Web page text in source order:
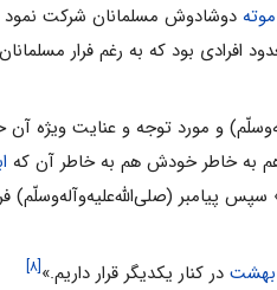
دوشادوش مسلمانان شرکت نمود
افرادی بود که به رغم فرار مسلمانان
و مورد توجه و عنایت ویژه
هم به خاطر خودش هم به خاطر آن که
پیامبر
بهشت در کنار یکدیگر قرار داریم.»[۸]